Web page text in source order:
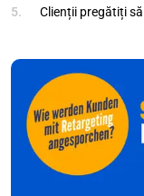
Clienții pregătiți